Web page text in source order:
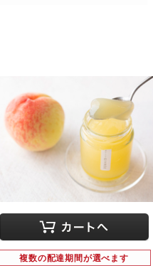
複数の配達期間が選べます